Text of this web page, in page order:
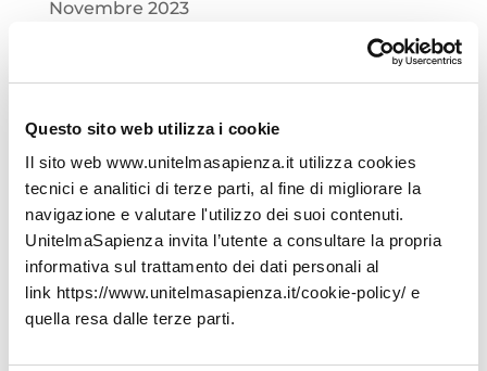
Questo sito web utilizza i cookie
Il sito web www.unitelmasapienza.it utilizza cookies
tecnici e analitici di terze parti, al fine di migliorare la
navigazione e valutare l'utilizzo dei suoi contenuti.
UnitelmaSapienza invita l’utente a consultare la propria
informativa sul trattamento dei dati personali al
link https://www.unitelmasapienza.it/cookie-policy/ e
quella resa dalle terze parti.
Novembre 2023
Agosto 2023
Luglio 2023
Giugno 2023
Maggio 2023